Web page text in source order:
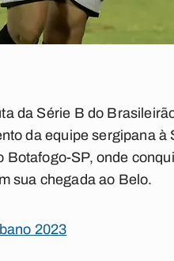
da Série B do
da equipe sergipana à
SP, onde
sua chegada ao Belo.
2023